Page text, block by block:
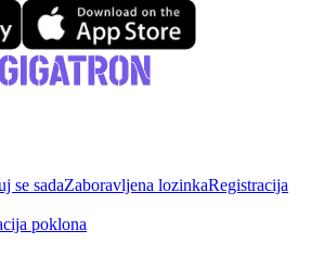
se sadaZaboravljena lozinkaRegistracija
poklona